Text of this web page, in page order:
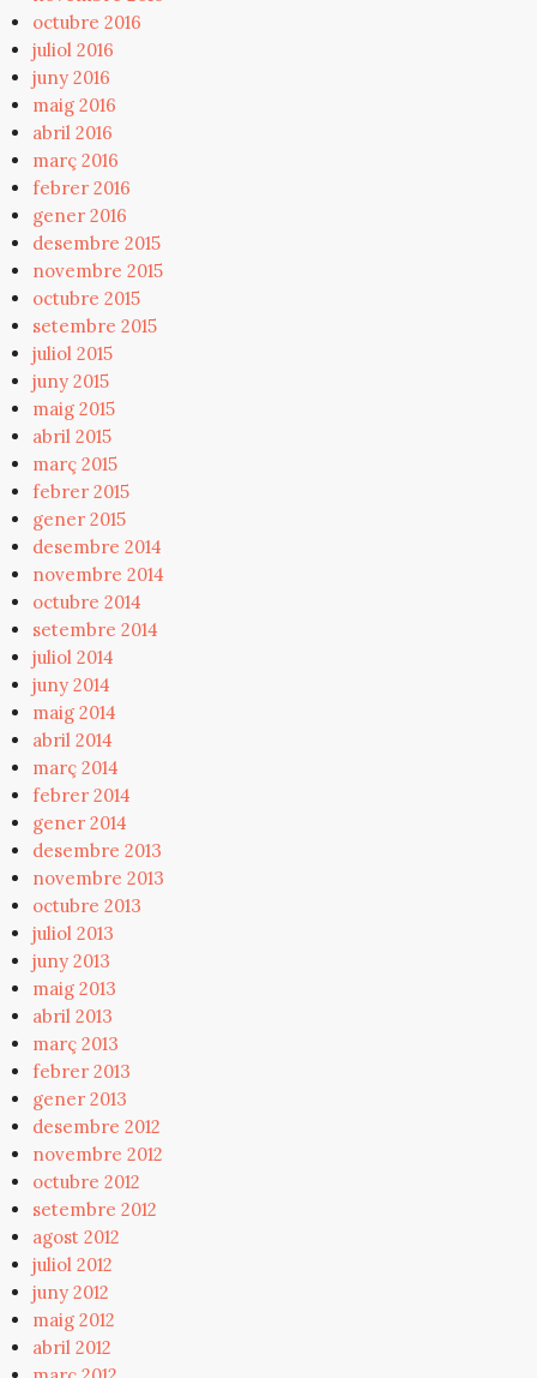
octubre 2016
juliol 2016
juny 2016
maig 2016
abril 2016
març 2016
febrer 2016
gener 2016
desembre 2015
novembre 2015
octubre 2015
setembre 2015
juliol 2015
juny 2015
maig 2015
abril 2015
març 2015
febrer 2015
gener 2015
desembre 2014
novembre 2014
octubre 2014
setembre 2014
juliol 2014
juny 2014
maig 2014
abril 2014
març 2014
febrer 2014
gener 2014
desembre 2013
novembre 2013
octubre 2013
juliol 2013
juny 2013
maig 2013
abril 2013
març 2013
febrer 2013
gener 2013
desembre 2012
novembre 2012
octubre 2012
setembre 2012
agost 2012
juliol 2012
juny 2012
maig 2012
abril 2012